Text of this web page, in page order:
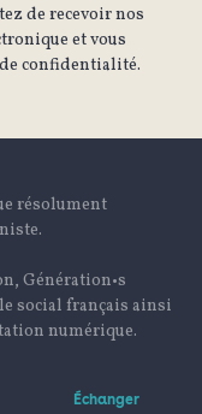
de recevoir nos
et vous
confidentialité.
résolument
Génération•s
social français ainsi
numérique.
Échanger